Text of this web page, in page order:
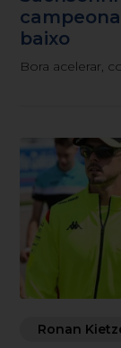
baixo
Bora acelerar,
Ronan